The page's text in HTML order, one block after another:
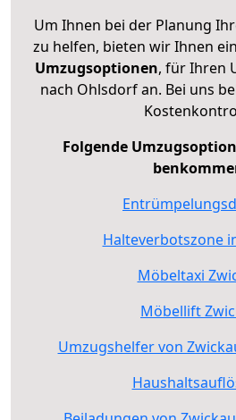
Um Ihnen bei der Planung
zu helfen, bieten wir Ihnen
Umzugsoptionen, für Ihren
nach Ohlsdorf an. Bei uns
Folgende
Halteverbotszone
Möbeltaxi
Möbellift
Umzugshelfer von